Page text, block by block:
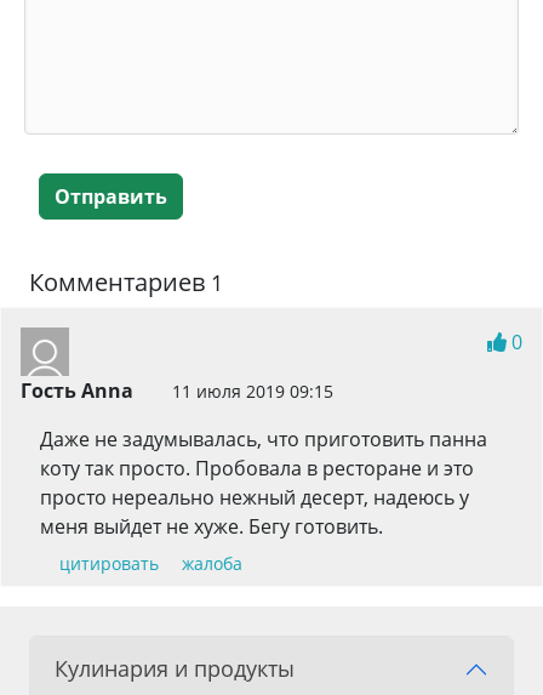
Отправить
Комментариев 1
0
Гость Anna
11 июля 2019 09:15
Даже не задумывалась, что приготовить панна
коту так просто. Пробовала в ресторане и это
просто нереально нежный десерт, надеюсь у
меня выйдет не хуже. Бегу готовить.
цитировать жалоба
Кулинария и продукты